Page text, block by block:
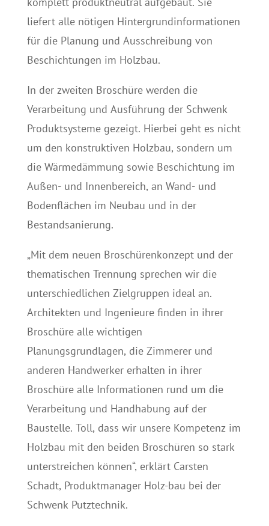
liefert alle nötigen Hintergrundinformationen
für die Planung und Ausschreibung von
Beschichtungen im Holzbau.
In der zweiten Broschüre werden die
Verarbeitung und Ausführung der Schwenk
Produktsysteme gezeigt. Hierbei geht es nicht
um den konstruktiven Holzbau, sondern um
die Wärmedämmung sowie Beschichtung im
Außen- und Innenbereich, an Wand- und
Bodenflächen im Neubau und in der
Bestandsanierung.
„Mit dem neuen Broschürenkonzept und der
thematischen Trennung sprechen wir die
unterschiedlichen Zielgruppen ideal an.
Architekten und Ingenieure finden in ihrer
Broschüre alle wichtigen
Planungsgrundlagen, die Zimmerer und
anderen Handwerker erhalten in ihrer
Broschüre alle Informationen rund um die
Verarbeitung und Handhabung auf der
Baustelle. Toll, dass wir unsere Kompetenz im
Holzbau mit den beiden Broschüren so stark
unterstreichen können“, erklärt Carsten
Schadt, Produktmanager Holz-bau bei der
Schwenk Putztechnik.